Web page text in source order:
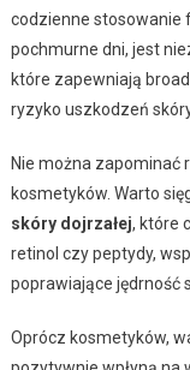
codzienne stosowanie
pochmurne dni, jest
które zapewniają
ryzyko uszkodzeń
Nie można zapominać
kosmetyków. Warto
skóry dojrzałej, które
retinol czy peptydy,
poprawiające jędrność
Oprócz kosmetyków,